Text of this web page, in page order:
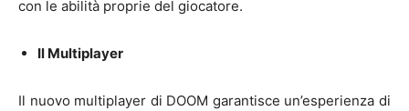
con le abilità proprie del giocatore.
Il Multiplayer
Il nuovo multiplayer di DOOM garantisce un’esperienza di